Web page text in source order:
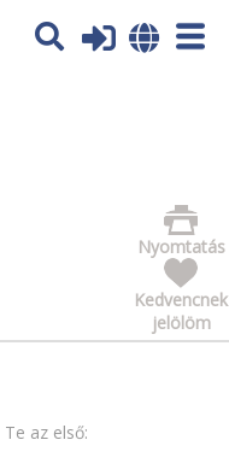
tájékoztatás itt:
Nyomtatás
Kedvencnek
jelölöm
az első: